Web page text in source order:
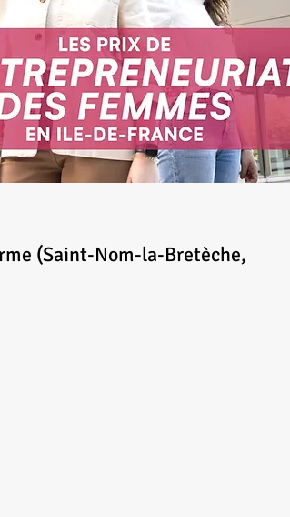
(Saint-Nom-la-Bretèche,